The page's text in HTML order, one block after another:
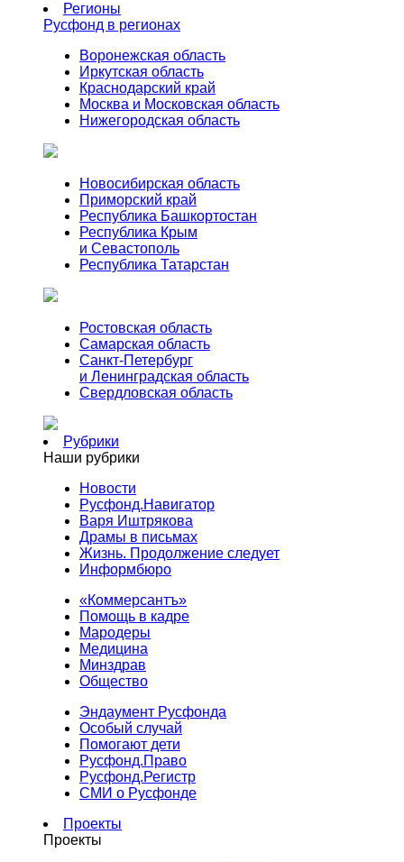
Регионы
Русфонд в регионах
Воронежская область
Иркутская область
Краснодарский край
Москва и Московская область
Нижегородская область
Новосибирская область
Приморский край
Республика Башкортостан
Республика Крым
и Севастополь
Республика Татарстан
Ростовская область
Самарская область
Санкт-Петербург
и Ленинградская область
Свердловская область
Рубрики
Наши рубрики
Новости
Русфонд.Навигатор
Варя Иштрякова
Драмы в письмах
Жизнь. Продолжение следует
Информбюро
«Коммерсантъ»
Помощь в кадре
Мародеры
Медицина
Минздрав
Общество
Эндаумент Русфонда
Особый случай
Помогают дети
Русфонд.Право
Русфонд.Регистр
СМИ о Русфонде
Проекты
Проекты